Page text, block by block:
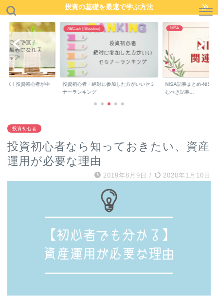
投資の基礎を最速で学ぶ方法
OK！投資初心者が中
ABCash (旧bookee)
投資初心者・絶対に参加した方がいいセミ
ナーランキング
NISA
NISA記事まとめ-NISA
むべき記事...
投資初心者
投資初心者なら知っておきたい、資産
運用が必要な理由
2019年8月9日 / 2020年1月10日